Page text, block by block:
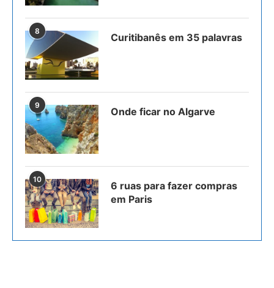
8
Curitibanês em 35 palavras
9
Onde ficar no Algarve
10
6 ruas para fazer compras
em Paris